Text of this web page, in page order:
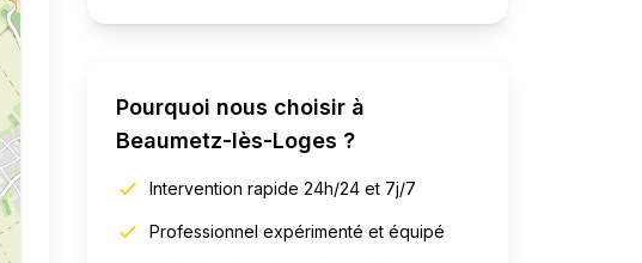
Pourquoi nous choisir à
Beaumetz-lès-Loges ?
Intervention rapide 24h/24 et 7j/7
Professionnel expérimenté et équipé